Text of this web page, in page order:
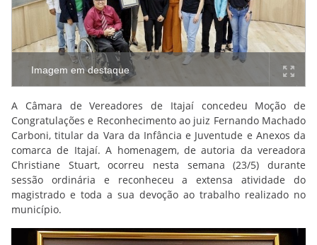
Imagem em destaque
A Câmara de Vereadores de Itajaí concedeu Moção de
Congratulações e Reconhecimento ao juiz Fernando Machado
Carboni, titular da Vara da Infância e Juventude e Anexos da
comarca de Itajaí. A homenagem, de autoria da vereadora
Christiane Stuart, ocorreu nesta semana (23/5) durante
sessão ordinária e reconheceu a extensa atividade do
magistrado e toda a sua devoção ao trabalho realizado no
município.